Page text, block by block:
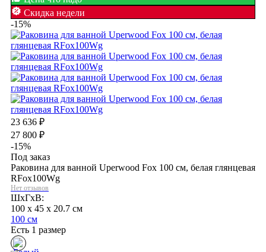
Скидка недели
-15%
23 636 ₽
27 800 ₽
-15%
Под заказ
Раковина для ванной Uperwood Fox 100 см, белая глянцевая
RFox100Wg
Нет отзывов
ШхГхВ:
100 x 45 x 20.7 см
100 см
Есть 1 размер